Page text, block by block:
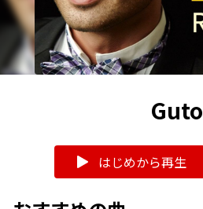
Guto
はじめから再生